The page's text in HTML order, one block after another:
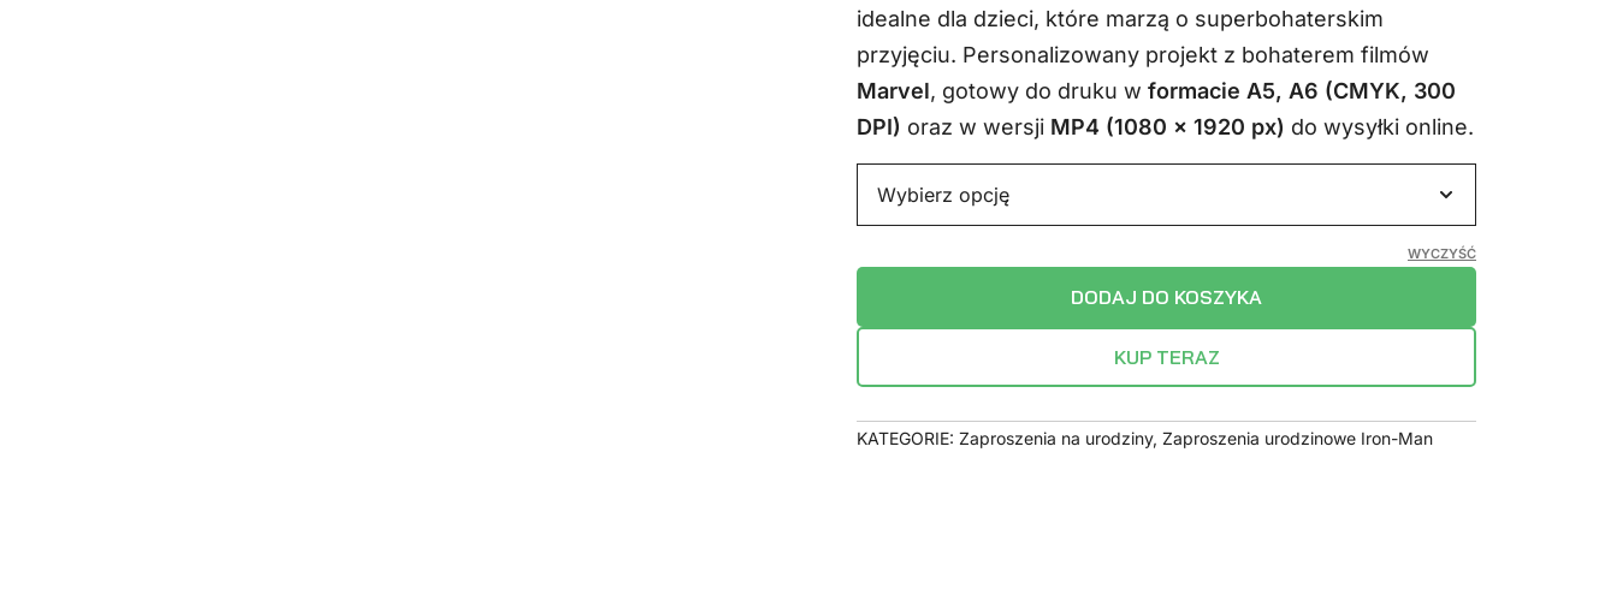
wynosiła:
29,99 zł.
wynosi:
14,99 zł.
idealne dla dzieci, które marzą o superbohaterskim
przyjęciu. Personalizowany projekt z bohaterem filmów
Marvel, gotowy do druku w formacie A5, A6 (CMYK, 300
DPI) oraz w wersji MP4 (1080 x 1920 px) do wysyłki online.
WYCZYŚĆ
DODAJ DO KOSZYKA
KUP TERAZ
KATEGORIE: Zaproszenia na urodziny, Zaproszenia urodzinowe Iron-Man